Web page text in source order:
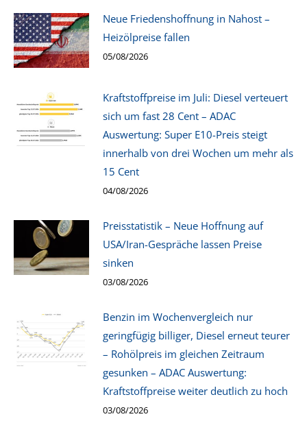
Neue Friedenshoffnung in Nahost –
Heizölpreise fallen
05/08/2026
Kraftstoffpreise im Juli: Diesel verteuert
sich um fast 28 Cent – ADAC
Auswertung: Super E10-Preis steigt
innerhalb von drei Wochen um mehr als
15 Cent
04/08/2026
Preisstatistik – Neue Hoffnung auf
USA/Iran-Gespräche lassen Preise
sinken
03/08/2026
Benzin im Wochenvergleich nur
geringfügig billiger, Diesel erneut teurer
– Rohölpreis im gleichen Zeitraum
gesunken – ADAC Auswertung:
Kraftstoffpreise weiter deutlich zu hoch
03/08/2026